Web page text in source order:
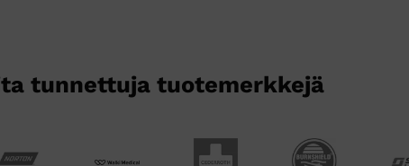
tunnettuja tuotemerkkejä